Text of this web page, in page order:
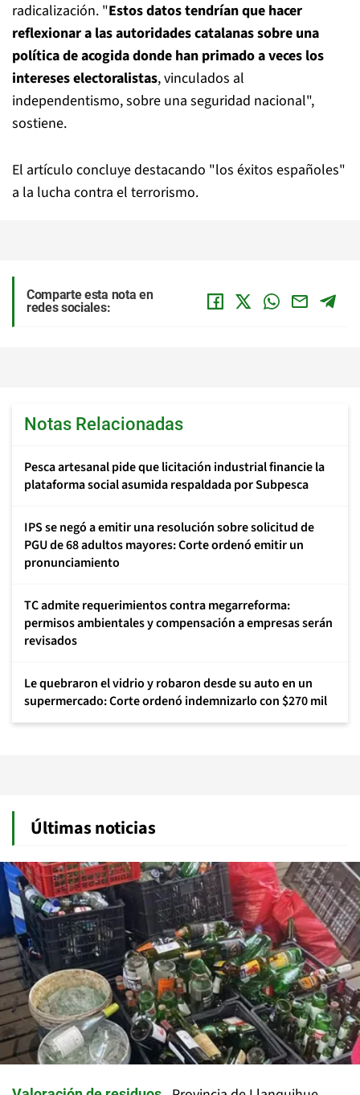
radicalización. "Estos datos tendrían que hacer
reflexionar a las autoridades catalanas sobre una
política de acogida donde han primado a veces los
intereses electoralistas, vinculados al
independentismo, sobre una seguridad nacional",
sostiene.
El artículo concluye destacando "los éxitos españoles"
a la lucha contra el terrorismo.
Comparte esta nota en
redes sociales:
Notas Relacionadas
Pesca artesanal pide que licitación industrial financie la
plataforma social asumida respaldada por Subpesca
IPS se negó a emitir una resolución sobre solicitud de
PGU de 68 adultos mayores: Corte ordenó emitir un
pronunciamiento
TC admite requerimientos contra megarreforma:
permisos ambientales y compensación a empresas serán
revisados
Le quebraron el vidrio y robaron desde su auto en un
supermercado: Corte ordenó indemnizarlo con $270 mil
Últimas noticias